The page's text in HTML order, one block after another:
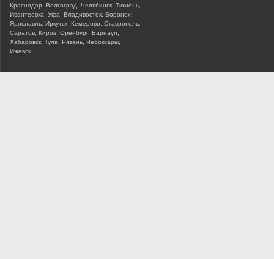
Краснодар, Волгоград, Челябинск, Тюмень,
Ивантеевка, Уфа, Владивосток, Воронеж,
Ярославль, Иркутск, Кемерово, Ставрополь,
Саратов, Киров, Оренбург, Барнаул,
Хабаровск, Тула, Рязань, Чебоксары,
Ижевск